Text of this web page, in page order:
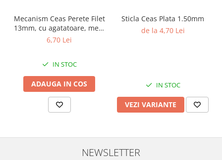
Mecanism Ceas Perete Filet
13mm, cu agatatoare, mers
continuu, repere incluse
6,70 Lei
IN STOC
ADAUGA IN COS
Sticla Ceas Plata 1.50mm
de la 4,70 Lei
IN STOC
VEZI VARIANTE
NEWSLETTER